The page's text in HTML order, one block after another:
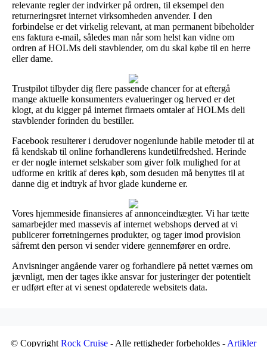
relevante regler der indvirker på ordren, til eksempel den
returneringsret internet virksomheden anvender. I den
forbindelse er det virkelig relevant, at man permanent bibeholder
ens faktura e-mail, således man når som helst kan vidne om
ordren af HOLMs deli stavblender, om du skal købe til en herre
eller dame.
Trustpilot tilbyder dig flere passende chancer for at eftergå
mange aktuelle konsumenters evalueringer og herved er det
klogt, at du kigger på internet firmaets omtaler af HOLMs deli
stavblender forinden du bestiller.
Facebook resulterer i derudover nogenlunde habile metoder til at
få kendskab til online forhandlerens kundetilfredshed. Herinde
er der nogle internet selskaber som giver folk mulighed for at
udforme en kritik af deres køb, som desuden må benyttes til at
danne dig et indtryk af hvor glade kunderne er.
Vores hjemmeside finansieres af annonceindtægter. Vi har tætte
samarbejder med massevis af internet webshops derved at vi
publicerer forretningernes produkter, og tager imod provision
såfremt den person vi sender videre gennemfører en ordre.
Anvisninger angående varer og forhandlere på nettet værnes om
jævnligt, men der tages ikke ansvar for justeringer der potentielt
er udført efter at vi senest opdaterede websitets data.
© Copyright Rock Cruise - Alle rettigheder forbeholdes - Artikler